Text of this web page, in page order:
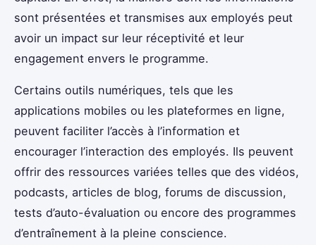
sont présentées et transmises aux employés peut
avoir un impact sur leur réceptivité et leur
engagement envers le programme.
Certains outils numériques, tels que les
applications mobiles ou les plateformes en ligne,
peuvent faciliter l’accès à l’information et
encourager l’interaction des employés. Ils peuvent
offrir des ressources variées telles que des vidéos,
podcasts, articles de blog, forums de discussion,
tests d’auto-évaluation ou encore des programmes
d’entraînement à la pleine conscience.